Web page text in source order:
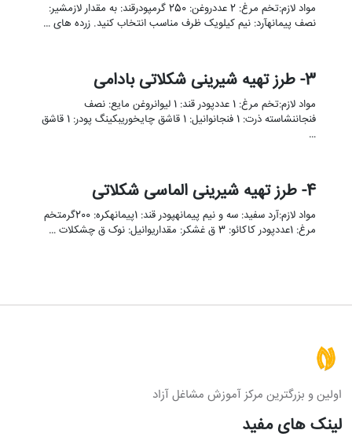
مواد لازم:تخم مرغ: 2 عددروغن: 250 گرمپودرقند: به مقدار لازمشیر:
نصف پیمانهآرد: نیم کیلویک ظرف مناسب انتخاب کنید. زرده های …
3- طرز تهیه شیرینی شکلاتی بادامی
مواد لازم:تخم مرغ: 1 عددپودر قند: 1 لیوانروغن مایع: نصف
فنجاننشاسته ذرت: 1 فنجانوانیل: 1 قاشق چایخوریبکینگ پودر: 1 قاشق
…
4- طرز تهیه شیرینی الماسی شکلاتی
مواد لازم:آرد سفید: سه و نیم پیمانهپودر قند: 1پیمانهکره: 200گرمتخم
مرغ: 1عددپودر کاکائو: 3 ق غشکر: مقداریوانیل: نوک ق چشکلات …
اولین و بزرگترین مرکز آموزش مشاغل آزاد
لینک های مفید